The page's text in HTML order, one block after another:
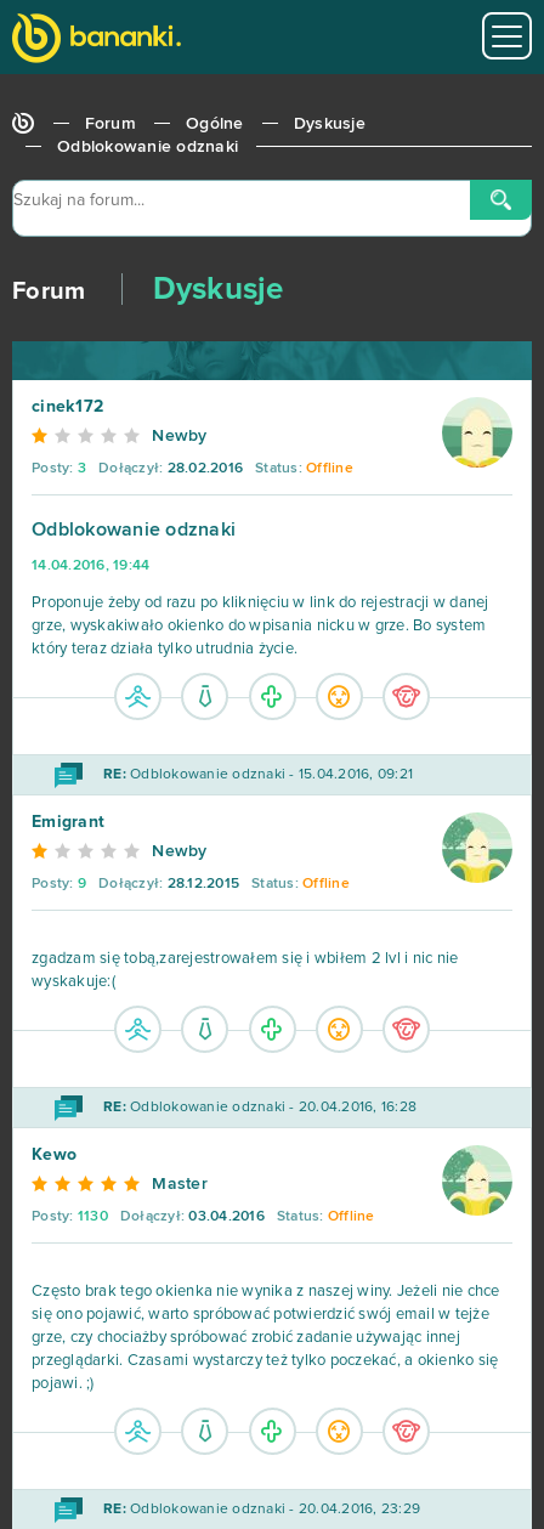
Forum Ogólne
Dyskusje
Odblokowanie odznaki
Forum Dyskusje
cinek172
Newby
Posty: 3 Dołączył: 28.02.2016 Status: Offline
Odblokowanie odznaki
14.04.2016, 19:44
Proponuje żeby od razu po kliknięciu w link do rejestracji w danej
grze, wyskakiwało okienko do wpisania nicku w grze. Bo system
który teraz działa tylko utrudnia życie.
RE:Odblokowanie odznaki - 15.04.2016, 09:21
Emigrant
Newby
Posty: 9 Dołączył: 28.12.2015 Status: Offline
zgadzam się tobą,zarejestrowałem się i wbiłem 2 lvl i nic nie
wyskakuje:(
RE:Odblokowanie odznaki - 20.04.2016, 16:28
Kewo
Master
Posty: 1130 Dołączył: 03.04.2016 Status: Offline
Często brak tego okienka nie wynika z naszej winy. Jeżeli nie chce
się ono pojawić, warto spróbować potwierdzić swój email w tejże
grze, czy chociażby spróbować zrobić zadanie używając innej
przeglądarki. Czasami wystarczy też tylko poczekać, a okienko się
pojawi. ;)
RE:Odblokowanie odznaki - 20.04.2016, 23:29